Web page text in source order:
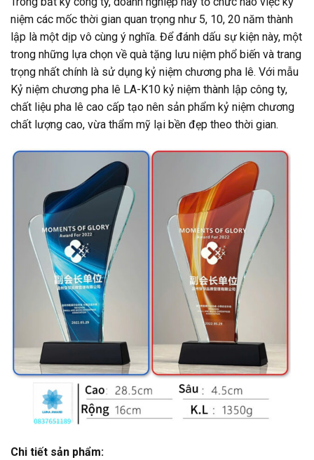
niệm các mốc thời gian quan trọng như 5, 10, 20 năm thành
lập là một dịp vô cùng ý nghĩa. Để đánh dấu sự kiện này, một
trong những lựa chọn về quà tặng lưu niệm phổ biến và trang
trọng nhất chính là sử dụng kỷ niệm chương pha lê. Với mẫu
Kỷ niệm chương pha lê LA-K10 kỷ niệm thành lập công ty,
chất liệu pha lê cao cấp tạo nên sản phẩm kỷ niệm chương
chất lượng cao, vừa thẩm mỹ lại bền đẹp theo thời gian.
Chi tiết sản phẩm: